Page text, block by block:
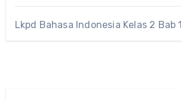
Lkpd Bahasa Indonesia Kelas 2 Bab 1